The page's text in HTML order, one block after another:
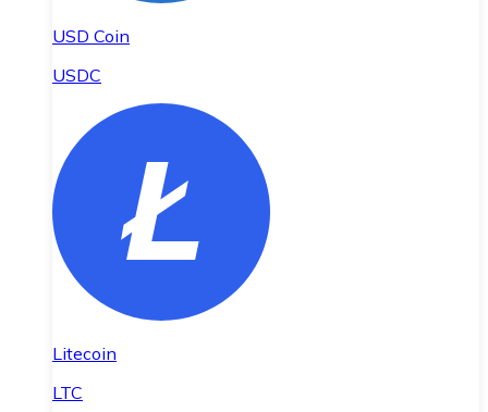
USD Coin
USDC
Litecoin
LTC